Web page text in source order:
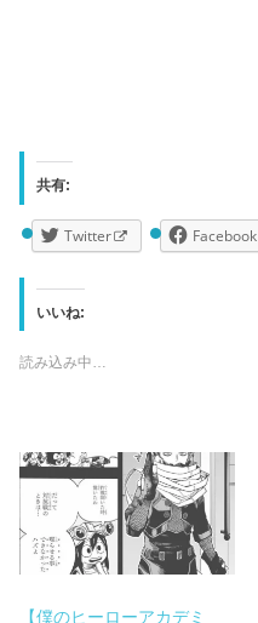
共有:
Twitter Facebook
いいね:
読み込み中…
【僕のヒーローアカデミ